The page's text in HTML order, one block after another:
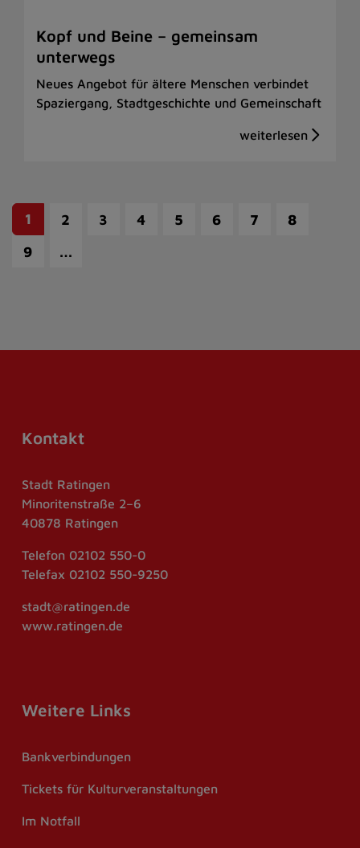
Kopf und Beine – gemeinsam
unterwegs
Neues Angebot für ältere Menschen verbindet
Spaziergang, Stadtgeschichte und Gemeinschaft
1 2 3 4 5 6 7
8
9
…
Kontakt
Stadt Ratingen
Minoritenstraße 2–6
40878 Ratingen
Telefon 02102 550-0
Telefax 02102 550-9250
stadt@ratingen.de
www.ratingen.de
Weitere Links
Bankverbindungen
Tickets für Kulturveranstaltungen
Im Notfall